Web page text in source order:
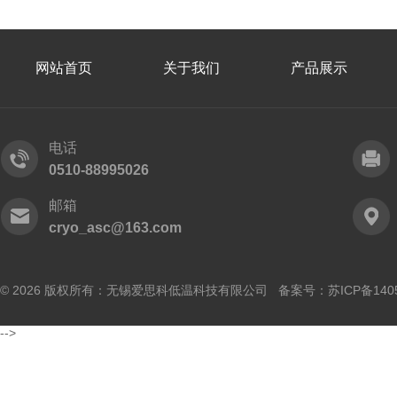
网站首页 关于我们 产品展示
电话
0510-88995026
邮箱
cryo_asc@163.com
© 2026 版权所有：无锡爱思科低温科技有限公司 备案号： 苏ICP备
-->